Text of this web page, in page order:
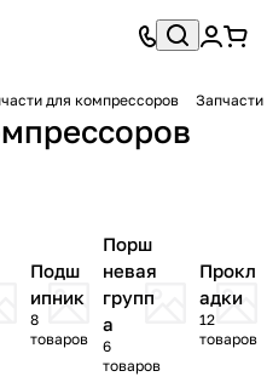
для компрессоров
Подш
ипник
8
товаров
Порш
невая
групп
а
6
товаров
Прокл
адки
12
товаров